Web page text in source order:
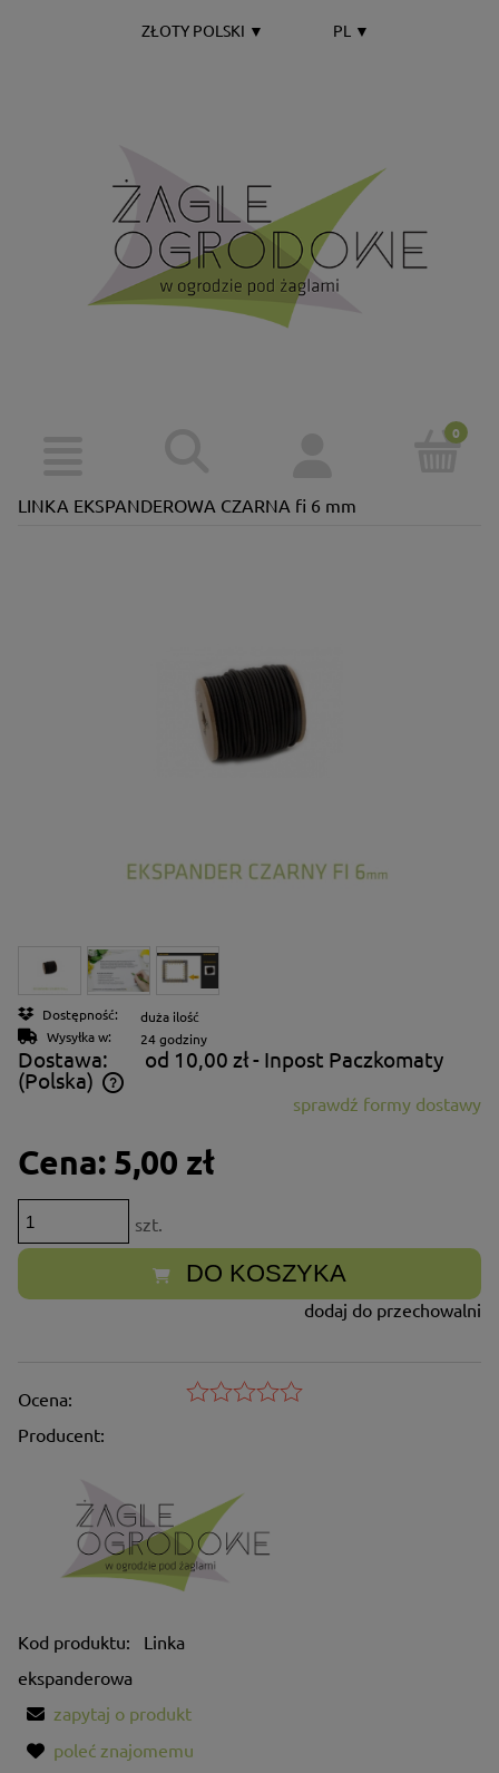
ZŁOTY POLSKI ▼ PL ▼
LINKA EKSPANDEROWA CZARNA fi 6 mm
Dostępność:
duża ilość
Wysyłka w:
24 godziny
Dostawa: od 10,00 zł- Inpost Paczkomaty
(Polska)
Cena nie zawiera ewentualnych kosztów płatnościsprawdź formy dostawy
Cena: 5,00 zł
szt.
DO KOSZYKA
dodaj do przechowalni
Ocena:
Producent:
Kod produktu:
Linka
ekspanderowa
zapytaj o produkt
poleć znajomemu